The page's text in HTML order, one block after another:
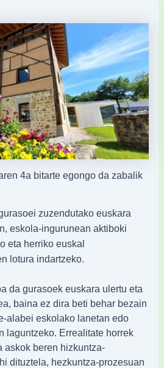
4a bitarte egongo da zabalik
zuzendutako euskara
eskola-ingurunean aktiboki
eta herriko euskal
lotura indartzeko.
da gurasoek euskara ulertu eta
baina ez dira beti behar bezain
alabei eskolako lanetan edo
laguntzeko. Errealitate horrek
askok beren hizkuntza-
dituztela, hezkuntza-prozesuan